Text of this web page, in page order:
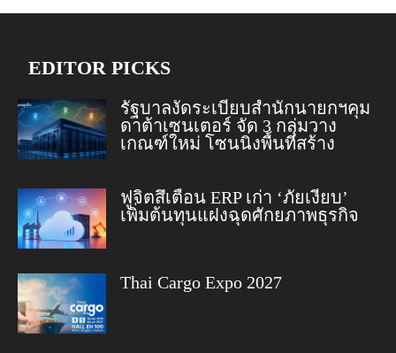
EDITOR PICKS
รัฐบาลงัดระเบียบสำนักนายกฯคุม
ดาต้าเซนเตอร์ จัด 3 กลุ่มวาง
เกณฑ์ใหม่ โซนนิ่งพื้นที่สร้าง
ฟูจิตสึเตือน ERP เก่า ‘ภัยเงียบ’
เพิ่มต้นทุนแฝงฉุดศักยภาพธุรกิจ
Thai Cargo Expo 2027